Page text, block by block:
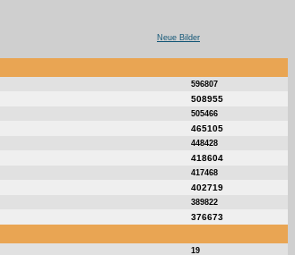
Neue Bilder
596807
508955
505466
465105
448428
418604
417468
402719
389822
376673
19